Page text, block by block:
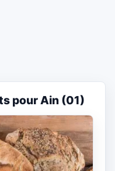
pour Ain (01)